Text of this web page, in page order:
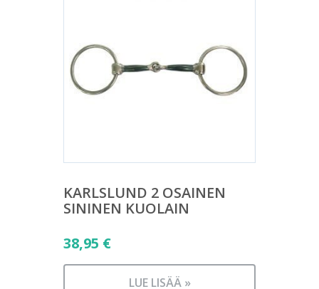
KARLSLUND 2 OSAINEN
SININEN KUOLAIN
38,95 €
LUE LISÄÄ »